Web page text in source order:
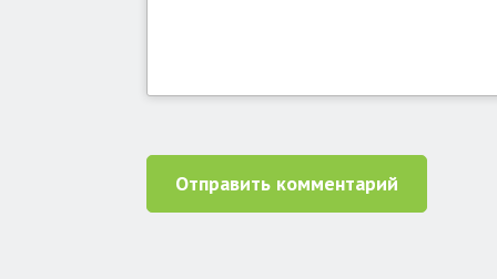
Отправить комментарий